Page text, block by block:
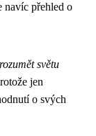
navíc přehled o
světu
jen
o svých